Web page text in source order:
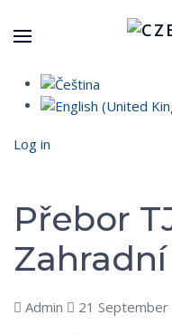
Log in
Přebor
Admin 21